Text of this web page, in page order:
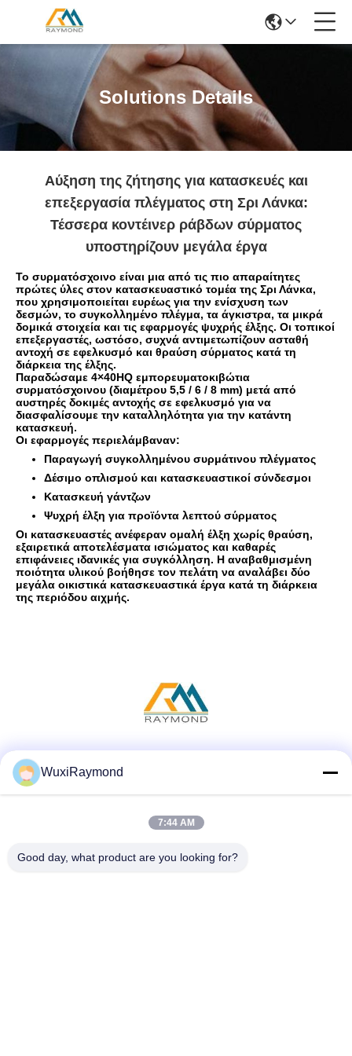
Solutions Details
Αύξηση της ζήτησης για κατασκευές και
επεξεργασία πλέγματος στη Σρι Λάνκα:
Τέσσερα κοντέινερ ράβδων σύρματος
υποστηρίζουν μεγάλα έργα
Το συρματόσχοινο είναι μια από τις πιο απαραίτητες
πρώτες ύλες στον κατασκευαστικό τομέα της Σρι Λάνκα,
που χρησιμοποιείται ευρέως για την ενίσχυση των
δεσμών, το συγκολλημένο πλέγμα, τα άγκιστρα, τα μικρά
δομικά στοιχεία και τις εφαρμογές ψυχρής έλξης. Οι τοπικοί
επεξεργαστές, ωστόσο, συχνά αντιμετωπίζουν ασταθή
αντοχή σε εφελκυσμό και θραύση σύρματος κατά τη
διάρκεια της έλξης.
Παραδώσαμε 4×40HQ εμπορευματοκιβώτια
συρματόσχοινου (διαμέτρου 5,5 / 6 / 8 mm) μετά από
αυστηρές δοκιμές αντοχής σε εφελκυσμό για να
διασφαλίσουμε την καταλληλότητα για την κατάντη
κατασκευή.
Οι εφαρμογές περιελάμβαναν:
Παραγωγή συγκολλημένου συρμάτινου πλέγματος
Δέσιμο οπλισμού και κατασκευαστικοί σύνδεσμοι
Κατασκευή γάντζων
Ψυχρή έλξη για προϊόντα λεπτού σύρματος
Οι κατασκευαστές ανέφεραν ομαλή έλξη χωρίς θραύση,
εξαιρετικά αποτελέσματα ισιώματος και καθαρές
επιφάνειες ιδανικές για συγκόλληση. Η αναβαθμισμένη
ποιότητα υλικού βοήθησε τον πελάτη να αναλάβει δύο
μεγάλα οικιστικά κατασκευαστικά έργα κατά τη διάρκεια
της περιόδου αιχμής.
Μέσα Κοινωνικής Δικτύωσης
WuxiRaymond
7:44 AM
Good day, what product are you looking for?